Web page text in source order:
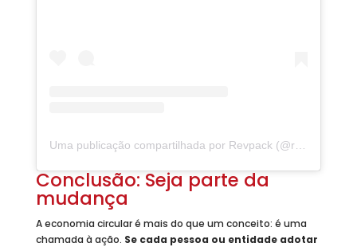
Conclusão: Seja parte da
mudança
A economia circular é mais do que um conceito: é uma
chamada à ação. Se cada pessoa ou entidade adotar